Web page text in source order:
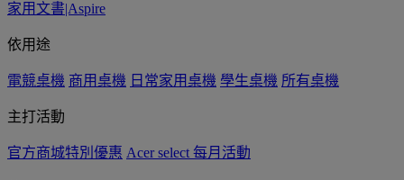
家用文書|Aspire
依用途
電競桌機 商用桌機 日常家用桌機 學生桌機 所有桌機
主打活動
官方商城特別優惠 Acer select 每月活動